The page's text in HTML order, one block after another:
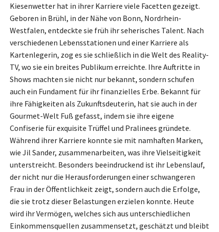
Kiesenwetter hat in ihrer Karriere viele Facetten gezeigt.
Geboren in Brühl, in der Nähe von Bonn, Nordrhein-
Westfalen, entdeckte sie früh ihr seherisches Talent. Nach
verschiedenen Lebensstationen und einer Karriere als
Kartenlegerin, zog es sie schließlich in die Welt des Reality-
TV, wo sie ein breites Publikum erreichte. Ihre Auftritte in
Shows machten sie nicht nur bekannt, sondern schufen
auch ein Fundament für ihr finanzielles Erbe. Bekannt für
ihre Fähigkeiten als Zukunftsdeuterin, hat sie auch in der
Gourmet-Welt Fuß gefasst, indem sie ihre eigene
Confiserie für exquisite Trüffel und Pralinees gründete.
Während ihrer Karriere konnte sie mit namhaften Marken,
wie Jil Sander, zusammenarbeiten, was ihre Vielseitigkeit
unterstreicht. Besonders beeindruckend ist ihr Lebenslauf,
der nicht nur die Herausforderungen einer schwangeren
Frau in der Öffentlichkeit zeigt, sondern auch die Erfolge,
die sie trotz dieser Belastungen erzielen konnte. Heute
wird ihr Vermögen, welches sich aus unterschiedlichen
Einkommensquellen zusammensetzt, geschätzt und bleibt